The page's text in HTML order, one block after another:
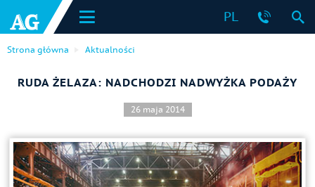
PL
Strona główna Aktualności
RUDA ŻELAZA: NADCHODZI NADWYŻKA PODAŻY
26 maja 2014